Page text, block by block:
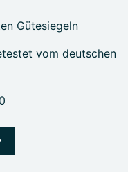
Gütesiegeln
vom deutschen